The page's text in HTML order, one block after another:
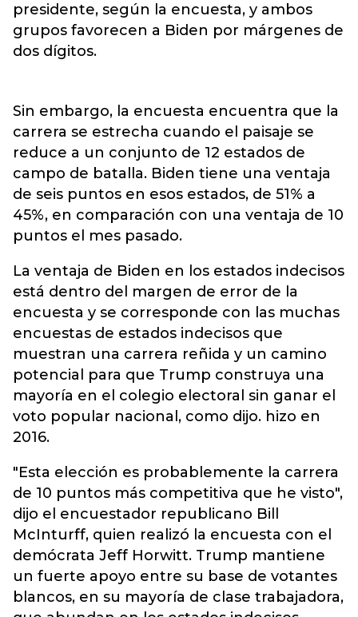
presidente, según la encuesta, y ambos
grupos favorecen a Biden por márgenes de
dos dígitos.
Sin embargo, la encuesta encuentra que la
carrera se estrecha cuando el paisaje se
reduce a un conjunto de 12 estados de
campo de batalla. Biden tiene una ventaja
de seis puntos en esos estados, de 51% a
45%, en comparación con una ventaja de 10
puntos el mes pasado.
La ventaja de Biden en los estados indecisos
está dentro del margen de error de la
encuesta y se corresponde con las muchas
encuestas de estados indecisos que
muestran una carrera reñida y un camino
potencial para que Trump construya una
mayoría en el colegio electoral sin ganar el
voto popular nacional, como dijo. hizo en
2016.
"Esta elección es probablemente la carrera
de 10 puntos más competitiva que he visto",
dijo el encuestador republicano Bill
McInturff, quien realizó la encuesta con el
demócrata Jeff Horwitt. Trump mantiene
un fuerte apoyo entre su base de votantes
blancos, en su mayoría de clase trabajadora,